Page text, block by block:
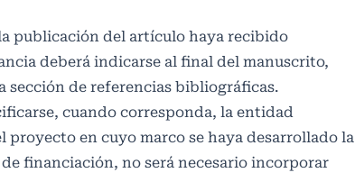
publicación del artículo haya recibido
deberá indicarse al final del manuscrito,
sección de referencias bibliográficas.
cuando corresponda, la entidad
en cuyo marco se haya desarrollado la
financiación, no será necesario incorporar